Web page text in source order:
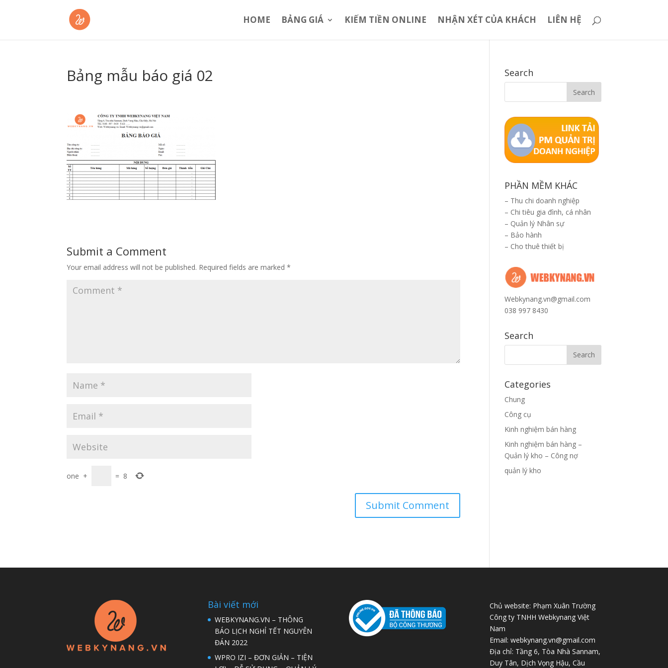
HOME BẢNG GIÁ KIẾM TIỀN ONLINE NHẬN XÉT CỦA KHÁCH LIÊN HỆ
Bảng mẫu báo giá 02
Submit a Comment
Your email address will not be published. Required fields are marked*
one + = 8
Search
PHẦN MỀM KHÁC
– Thu chi doanh nghiệp
– Chi tiêu gia đình, cá nhân
– Quản lý Nhân sự
– Bảo hành
– Cho thuê thiết bị
Webkynang.vn@gmail.com
038 997 8430
Search
Categories
Chung
Công cụ
Kinh nghiệm bán hàng
Kinh nghiệm bán hàng –
Quản lý kho – Công nợ
quản lý kho
Bài viết mới
WEBKYNANG.VN – THÔNG
BÁO LỊCH NGHỈ TẾT NGUYÊN
ĐÁN 2022
WPRO IZI – ĐƠN GIẢN – TIỆN
Chủ website: Phạm Xuân Trường
Công ty TNHH Webkynang Việt
Nam
Email: webkynang.vn@gmail.com
Địa chỉ: Tầng 6, Tòa Nhà Sannam,
Duy Tân, Dịch Vọng Hậu, Cầu